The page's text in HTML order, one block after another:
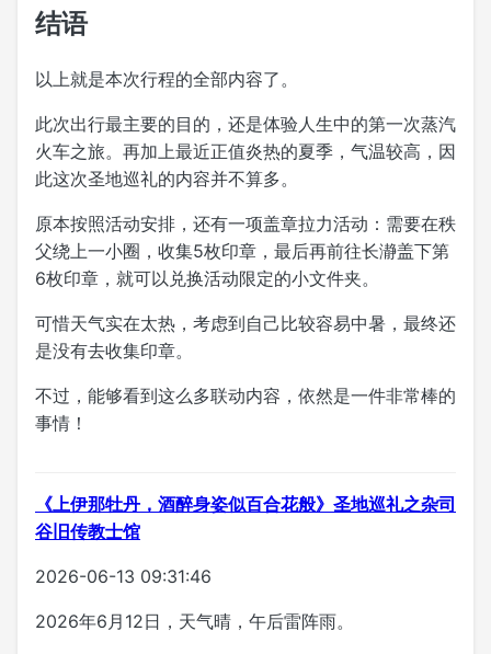
结语
以上就是本次行程的全部内容了。
此次出行最主要的目的，还是体验人生中的第一次蒸汽
火车之旅。再加上最近正值炎热的夏季，气温较高，因
此这次圣地巡礼的内容并不算多。
原本按照活动安排，还有一项盖章拉力活动：需要在秩
父绕上一小圈，收集5枚印章，最后再前往长瀞盖下第
6枚印章，就可以兑换活动限定的小文件夹。
可惜天气实在太热，考虑到自己比较容易中暑，最终还
是没有去收集印章。
不过，能够看到这么多联动内容，依然是一件非常棒的
事情！
《上伊那牡丹，酒醉身姿似百合花般》圣地巡礼之杂司
谷旧传教士馆
2026-06-13 09:31:46
2026年6月12日，天气晴，午后雷阵雨。